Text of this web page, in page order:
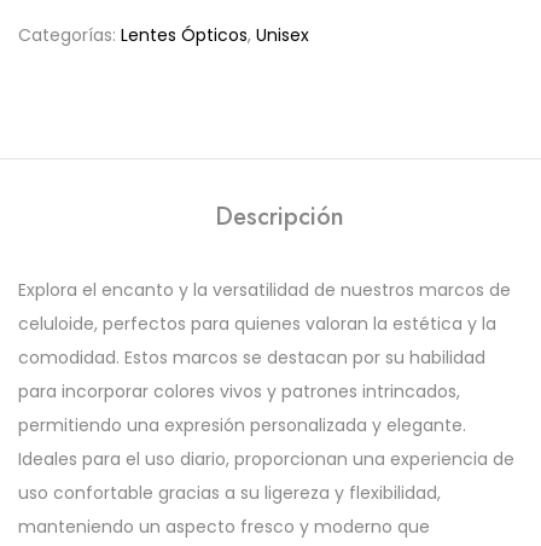
Categorías: Lentes Ópticos, Unisex
Descripción
Explora el encanto y la versatilidad de nuestros marcos de
celuloide, perfectos para quienes valoran la estética y la
comodidad. Estos marcos se destacan por su habilidad
para incorporar colores vivos y patrones intrincados,
permitiendo una expresión personalizada y elegante.
Ideales para el uso diario, proporcionan una experiencia de
uso confortable gracias a su ligereza y flexibilidad,
manteniendo un aspecto fresco y moderno que